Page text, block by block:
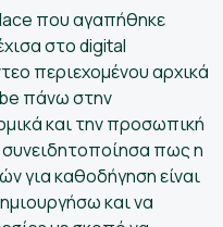
που αγαπήθηκε
στο digital
περιεχομένου αρχικά
πάνω στην
και την προσωπική
πως η
για καθοδήγηση είναι
και να